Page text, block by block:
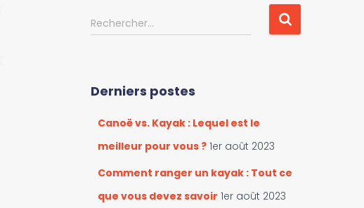
r
e
R
e
r
Rechercher…
Derniers postes
Canoë vs. Kayak : Lequel est le
meilleur pour vous ? 1er août 2023
Comment ranger un kayak : Tout ce
que vous devez savoir 1er août 2023